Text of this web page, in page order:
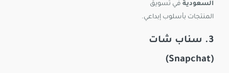
السعودية في تسويق
المنتجات بأسلوب إبداعي.
3. سناب شات
(Snapchat)